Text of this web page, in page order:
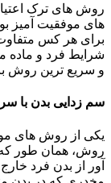
روش های ترک
های موفقیت آمیز
برای هر کس متفاوت
شرایط فرد و ماده
و سریع ترین روش
سم زدایی بدن با
یکی از روش های
روش، همان طور که
آور از بدن فرد